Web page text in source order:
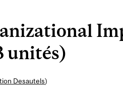
unités)
Desautels)